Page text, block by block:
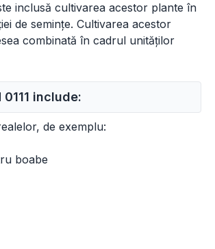
inclusă cultivarea acestor plante în
de semințe. Cultivarea acestor
combinată în cadrul unităților
0111 include:
de exemplu:
boabe